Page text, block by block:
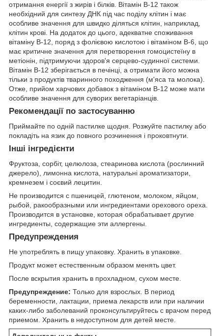
отримання енергії з жирів і білків. Вітамін B-12 також
необхідний для синтезу ДНК під час поділу клітин і має
особливе значення для швидко діляться клітин, наприклад,
клітин крові. На додаток до цього, адекватне споживання
вітаміну B-12, поряд з фолієвою кислотою і вітаміном B-6, що
має критичне значення для перетворення гомоцистеїну в
метіонін, підтримуючи здоров'я серцево-судинної системи.
Вітамін B-12 зберігається в печінці, а отримати його можна
тільки з продуктів тваринного походження (м'яса та молока).
Отже, прийом харчових добавок з вітаміном B-12 може мати
особливе значення для суворих вегетаріанців.
Рекомендації по застосуванню
Приймайте по одній пастилке щодня. Розжуйте пастилку або
покладіть на язик до повного розчинення і проковтнути.
Інші інгредієнти
Фруктоза, сорбіт, целюлоза, стеаринова кислота (рослинний
джерело), лимонна кислота, натуральні ароматизатори,
кремнезем і соєвий лецитин.
Не производится с пшеницей, глютеном, молоком, яйцом,
рыбой, ракообразными или ингредиентами орехового ореха.
Производится в установке, которая обрабатывает другие
ингредиенты, содержащие эти аллергены.
Предупреждения
Не употреблять в пищу упаковку. Хранить в упаковке.
Продукт может естественным образом менять цвет.
После вскрытия хранить в прохладном, сухом месте.
Предупреждение: Только для взрослых. В период
беременности, лактации, приема лекарств или при наличии
каких-либо заболеваний проконсультируйтесь с врачом перед
приемом. Хранить в недоступном для детей месте.